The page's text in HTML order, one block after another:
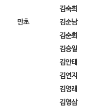
김숙희
만초
김순남
김순회
김승일
김안태
김연지
김영래
김영삼